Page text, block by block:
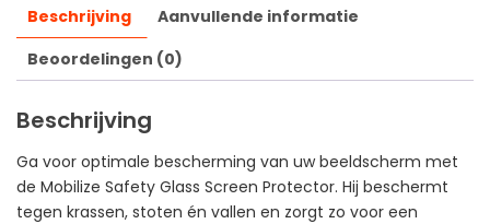
Beschrijving
Aanvullende informatie
Beoordelingen (0)
Beschrijving
Ga voor optimale bescherming van uw beeldscherm met
de Mobilize Safety Glass Screen Protector. Hij beschermt
tegen krassen, stoten én vallen en zorgt zo voor een